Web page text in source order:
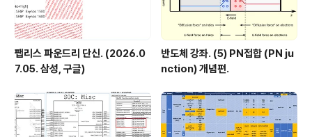
팹리스 파운드리 단신. (2026.0
7.05. 삼성, 구글)
반도체 강좌. (5) PN접합 (PN ju
nction) 개념편.